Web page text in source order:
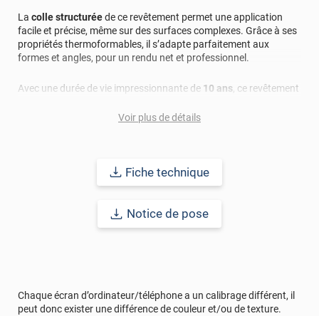
La colle structuréede ce revêtement permet une application
facile et précise, même sur des surfaces complexes. Grâce à ses
propriétés thermoformables, il s’adapte parfaitement aux
formes et angles, pour un rendu net et professionnel.
Avec une durée de vie impressionnante de 10 ans , ce revêtement
et à l’usure. Il ne jaunit pas, ne craquèle pas et reste intact face
Gardez votre revêtement toujours impeccable grâce à un
entretien facile. Nettoyez-le avec un savon doux ou un détergent
l’eau chaude. Évitez les produits trop acides ou basiques pour
prolonger sa durée de vie.
intérieur.
Voir plus de détails
Fiche technique
Notice de pose
Chaque écran d’ordinateur/téléphone a un calibrage différent, il
peut donc exister une différence de couleur et/ou de texture.